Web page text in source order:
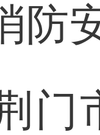
防
门